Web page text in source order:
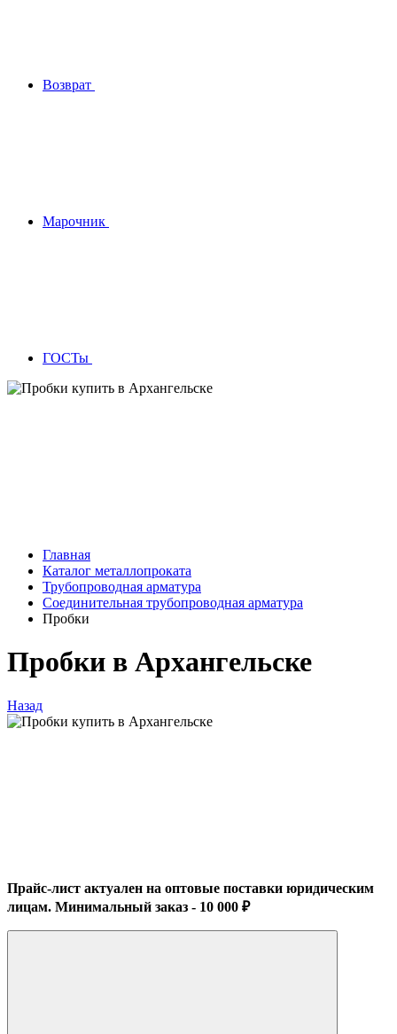
Возврат
Марочник
ГОСТы
Главная
Каталог металлопроката
Трубопроводная арматура
Соединительная трубопроводная арматура
Пробки
Пробки в Архангельске
Назад
Прайс-лист актуален на оптовые поставки юридическим
лицам. Минимальный заказ - 10 000 ₽